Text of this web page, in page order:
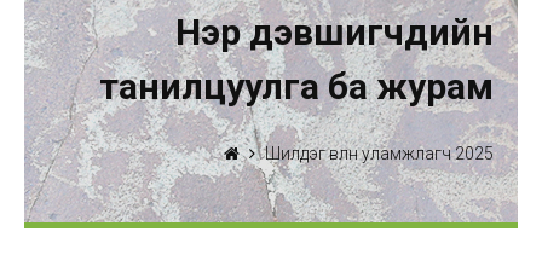
Нэр дэвшигчдийн
танилцуулга ба журам
Шилдэг өвлөн уламжлагч 2025